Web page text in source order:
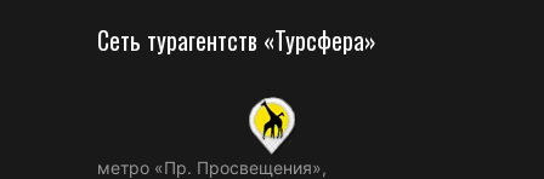
Сеть турагентств «Турсфера»
метро «Пр. Просвещения»,